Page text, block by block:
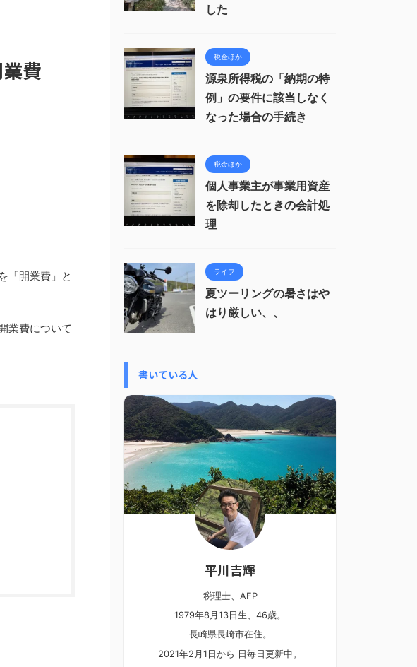
費
「開業費」と
業費について
した
税金ほか
源泉所得税の「納期の特
例」の要件に該当しなく
なった場合の手続き
税金ほか
個人事業主が事業用資産
を除却したときの会計処
理
ライフ
夏ツーリングの暑さはや
はり厳しい、、
書いている人
平川吉輝
税理士、AFP
1979年8月13日生、46歳。
長崎県長崎市在住。
2021年2月1日から 日毎日更新中。